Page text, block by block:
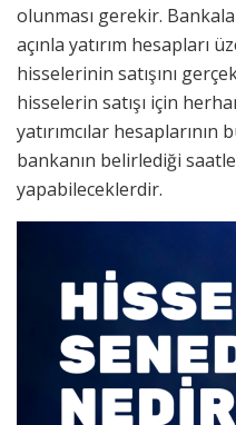
olunması gerekir.
açınla yatırım hesapları
hisselerinin satışını
hisselerin satışı için
yatırımcılar
bankanın belirlediği
yapabileceklerdir.